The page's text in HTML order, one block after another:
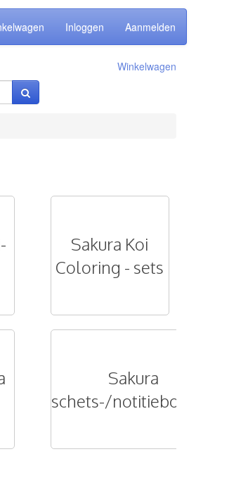
Inloggen Aanmelden
Winkelwagen
Sakura Koi
Coloring - sets
Sakura
schets-/notitieboeken